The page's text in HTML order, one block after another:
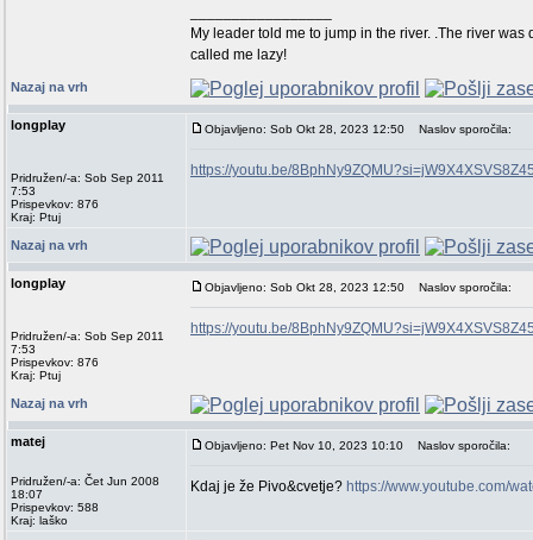
My leader told me to jump in the river. .The river
called me lazy!
Nazaj na vrh
longplay
Pridružen/-a: Sob Sep 2011
7:53
Prispevkov: 876
Kraj: Ptuj
Objavljeno: Sob Okt 28, 2023 12:50 Naslov sporočila:
https://youtu.be/
Nazaj na vrh
longplay
Pridružen/-a: Sob Sep 2011
7:53
Prispevkov: 876
Kraj: Ptuj
Objavljeno: Sob Okt 28, 2023 12:50 Naslov sporočila:
https://youtu.be/
Nazaj na vrh
matej
Pridružen/-a: Čet Jun 2008
18:07
Prispevkov: 588
Kraj: laško
Objavljeno: Pet Nov 10, 2023 10:10 Naslov sporočila:
Kdaj je že Pivo&cvetje? https://www.youtube.com/